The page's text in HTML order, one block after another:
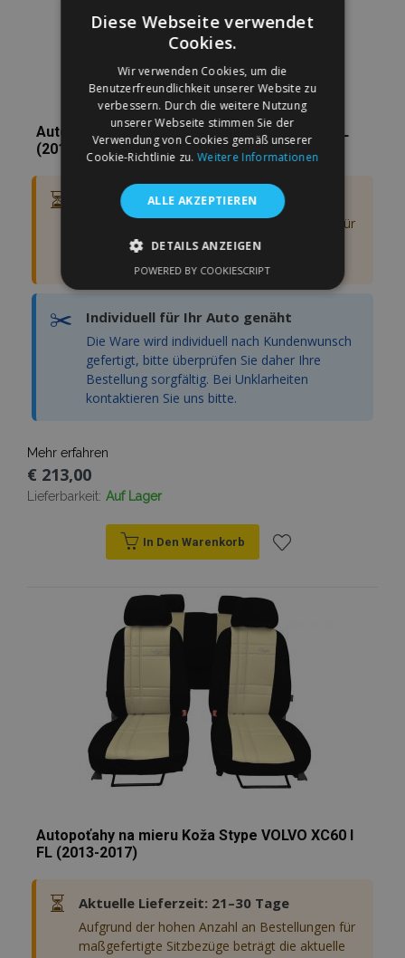
Autopoťahy na mieru Kožené VOLVO XC60 I FL
(2013-2017)
⏳ Aktuelle Lieferzeit: 21–30 Tage
Aufgrund der hohen Anzahl an Bestellungen für
maßgefertigte Sitzbezüge beträgt die aktuelle
✂️ Individuell für Ihr Auto genäht
Die Ware wird individuell nach Kundenwunsch
gefertigt, bitte überprüfen Sie daher Ihre
Bestellung sorgfältig. Bei Unklarheiten
kontaktieren Sie uns bitte.
Mehr erfahren
€ 213,00
Lieferbarkeit: Auf Lager
In Den Warenkorb
Wunschliste
hinzufügen
Autopoťahy na mieru Koža Stype VOLVO XC60 I
FL (2013-2017)
⏳ Aktuelle Lieferzeit: 21–30 Tage
Aufgrund der hohen Anzahl an Bestellungen für
maßgefertigte Sitzbezüge beträgt die aktuelle
Diese Webseite verwendet
Cookies.
Wir verwenden Cookies, um die
Benutzerfreundlichkeit unserer Website zu
verbessern. Durch die weitere Nutzung
unserer Webseite stimmen Sie der
Verwendung von Cookies gemäß unserer
Cookie-Richtlinie zu.Weitere Informationen
ALLE AKZEPTIEREN
DETAILS ANZEIGEN
PERFORMANCE TARGETING
FUNKTIONALITÄT
Unbedingt erforderliche Cookies ermöglichen
die Benutzeranmeldung und die
Kontoverwaltung. Ohne die unbedingt
erforderlichen Cookies kann die Website nicht
mage-translation-file-version
recently_viewed_product
Adobe Inc.
www.vtvauto.at
www.vtvauto.at
.vtvauto.at
POWERED BY COOKIESCRIPT